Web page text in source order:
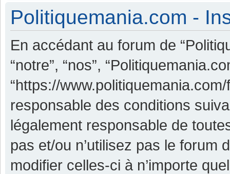
Politiquemania.com -
En accédant au forum de
“notre”, “nos”,
“https://
responsable des conditions
légalement responsable de
pas et/ou n’utilisez pas le forum
modifier celles-ci à n’importe